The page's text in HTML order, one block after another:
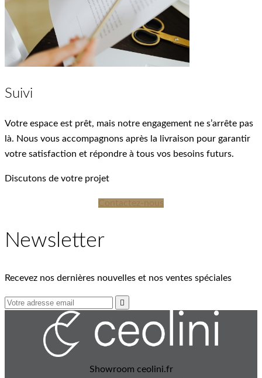
Suivi
Votre espace est prêt, mais notre engagement ne s’arrête pas
là. Nous vous accompagnons après la livraison pour garantir
votre satisfaction et répondre à tous vos besoins futurs.
Discutons de votre projet
Newsletter
Recevez nos dernières nouvelles et nos ventes spéciales

Showroom ceolini.fr